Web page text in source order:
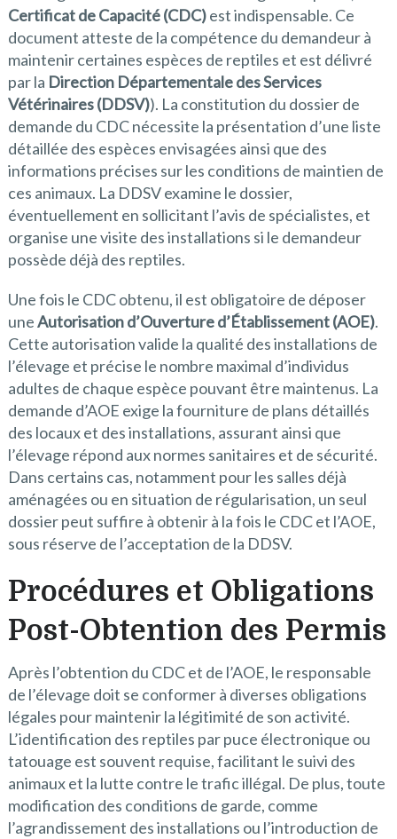
Certificat de Capacité (CDC)est indispensable. Ce
document atteste de la compétence du demandeur à
maintenir certaines espèces de reptiles et est délivré
par la Direction Départementale des Services
Vétérinaires (DDSV)). La constitution du dossier de
demande du CDC nécessite la présentation d’une liste
détaillée des espèces envisagées ainsi que des
informations précises sur les conditions de maintien de
ces animaux. La DDSV examine le dossier,
éventuellement en sollicitant l’avis de spécialistes, et
organise une visite des installations si le demandeur
possède déjà des reptiles.
Une fois le CDC obtenu, il est obligatoire de déposer
uneAutorisation d’Ouverture d’Établissement (AOE).
Cette autorisation valide la qualité des installations de
l’élevage et précise le nombre maximal d’individus
adultes de chaque espèce pouvant être maintenus. La
demande d’AOE exige la fourniture de plans détaillés
des locaux et des installations, assurant ainsi que
l’élevage répond aux normes sanitaires et de sécurité.
Dans certains cas, notamment pour les salles déjà
aménagées ou en situation de régularisation, un seul
dossier peut suffire à obtenir à la fois le CDC et l’AOE,
sous réserve de l’acceptation de la DDSV.
Procédures et Obligations
Post-Obtention des Permis
Après l’obtention du CDC et de l’AOE, le responsable
de l’élevage doit se conformer à diverses obligations
légales pour maintenir la légitimité de son activité.
L’identification des reptiles par puce électronique ou
tatouage est souvent requise, facilitant le suivi des
animaux et la lutte contre le trafic illégal. De plus, toute
modification des conditions de garde, comme
l’agrandissement des installations ou l’introduction de